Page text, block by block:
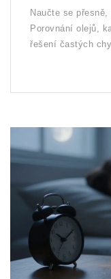
Naučte se
Porovnání olejů,
řešení častých